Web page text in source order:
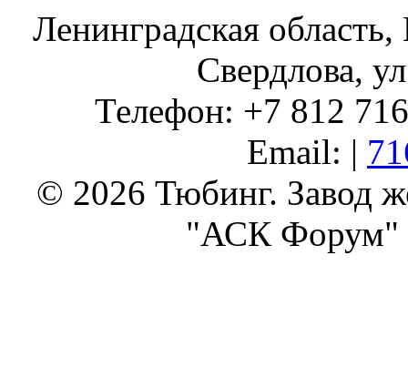
Ленинградская
Свердлова,
Телефон: +7 812
Email: |
© 2026 Тюбинг. Завод
"АСК Форум"